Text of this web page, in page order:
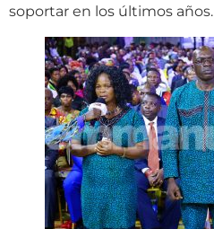
soportar en los últimos años.